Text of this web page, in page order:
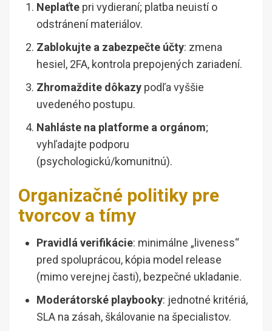
Neplaťte pri vydieraní; platba neuistí o
odstránení materiálov.
Zablokujte a zabezpečte účty: zmena
hesiel, 2FA, kontrola prepojených zariadení.
Zhromaždite dôkazy podľa vyššie
uvedeného postupu.
Nahláste na platforme a orgánom;
vyhľadajte podporu
(psychologickú/komunitnú).
Organizačné politiky pre
tvorcov a tímy
Pravidlá verifikácie: minimálne „liveness“
pred spoluprácou, kópia model release
(mimo verejnej časti), bezpečné ukladanie.
Moderátorské playbooky: jednotné kritériá,
SLA na zásah, škálovanie na špecialistov.